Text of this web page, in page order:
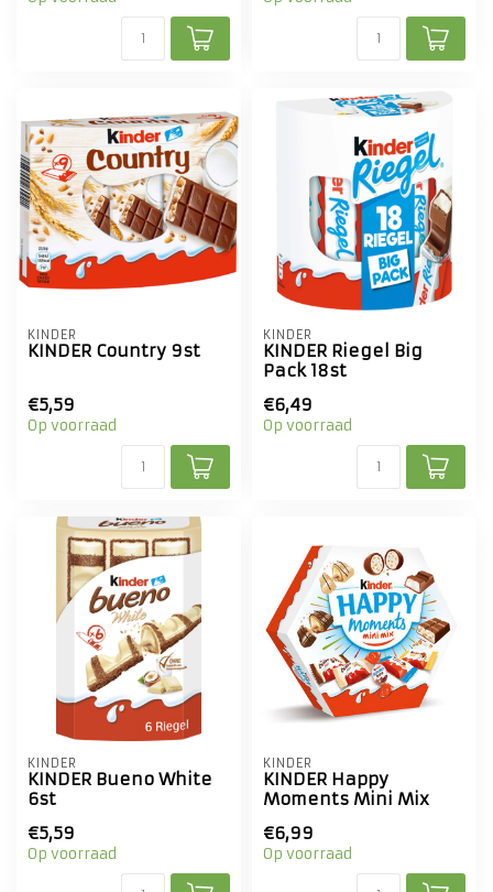
KINDER
KINDER Country 9st
€5,59
Op voorraad
KINDER
KINDER Riegel Big
Pack 18st
€6,49
Op voorraad
KINDER
KINDER Bueno White
6st
€5,59
Op voorraad
KINDER
KINDER Happy
Moments Mini Mix
€6,99
Op voorraad